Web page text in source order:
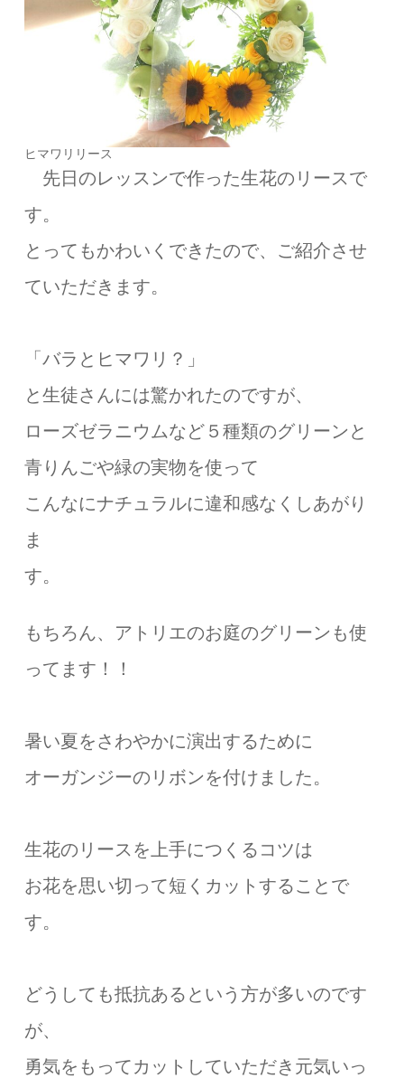
ヒマワリリース
先日のレッスンで作った生花のリースで
す。
とってもかわいくできたので、ご紹介させ
ていただきます。
「バラとヒマワリ？」
と生徒さんには驚かれたのですが、
ローズゼラニウムなど５種類のグリーンと
青りんごや緑の実物を使って
こんなにナチュラルに違和感なくしあがり
ま
す
もちろん、アトリエのお庭のグリーンも使
ってます！！
暑い夏をさわやかに演出するために
オーガンジーのリボンを付けました。
生花のリースを上手につくるコツは
お花を思い切って短くカットすることで
す。
どうしても抵抗あるという方が多いのです
が、
勇気をもってカットしていただき元気いっ